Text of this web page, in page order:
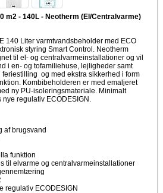
m2 - 140L - Neotherm (El/Centralvarme)
140 Liter varmtvandsbeholder med ECO
styring Smart Control. Neotherm
til el- og centralvarmeinstallationer og vil
i en- og tofamiliehuse, lejligheder samt
feriestilling og med ekstra sikkerhed i form
Kombibeholderen er med emaljeret
ny PU-isoleringsmateriale. Minimalt
regulativ ECODESIGN.
af brugsvand
funktion
til elvarme og centralvarmeinstallationer
regulativ ECODESIGN